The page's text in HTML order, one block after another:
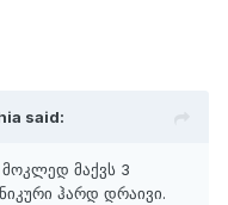
said:
მაქვს 3
ჰარდ დრაივი.